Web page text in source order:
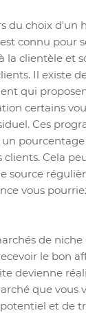
du choix d'un
connu pour
la clientèle et
Il existe
qui
certains
Ces
pourcentage
Cela
source
vous
de niche
le bon
devienne
que vous
et de